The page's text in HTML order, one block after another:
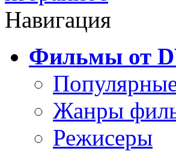
Навигация
Фильмы от
Жанры
Режисеры